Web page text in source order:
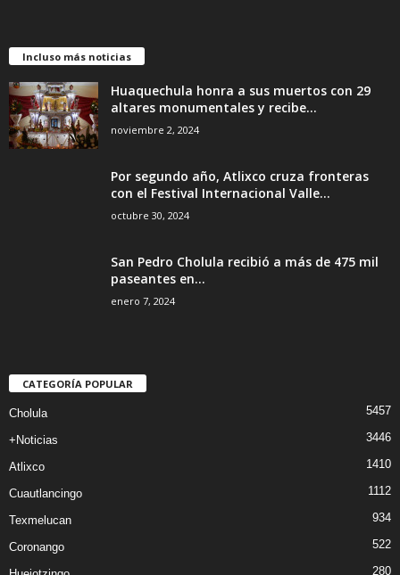
Incluso más noticias
Huaquechula honra a sus muertos con 29
altares monumentales y recibe...
noviembre 2, 2024
Por segundo año, Atlixco cruza fronteras
con el Festival Internacional Valle...
octubre 30, 2024
San Pedro Cholula recibió a más de 475 mil
paseantes en...
enero 7, 2024
CATEGORÍA POPULAR
Cholula 5457
+Noticias 3446
Atlixco 1410
Cuautlancingo 1112
Texmelucan 934
Coronango 522
280